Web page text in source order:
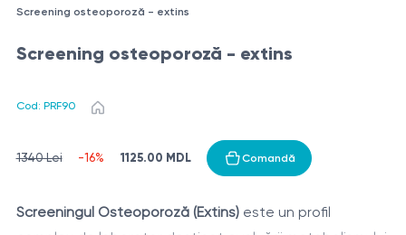
Screening osteoporoză - extins
Screening osteoporoză - extins
Cod: PRF90
1340 Lei -16% 1125.00 MDL Comandă
Screeningul Osteoporoză (Extins)este un profil